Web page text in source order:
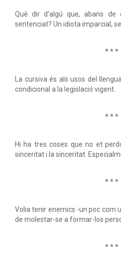
Què dir d'algú que, abans de
sentenciat? Un idiota imparcial,
* * *
La cursiva és als usos del
condicional a la legislació vigent.
* * *
Hi ha tres coses que no et
sinceritat i la sinceritat.
* * *
Volia tenir enemics -un poc com
de molestar-se a formar-los
* * *